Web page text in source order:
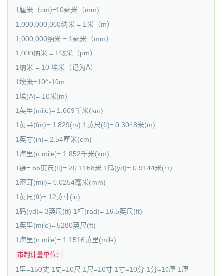
1厘米（cm)=10毫米（mm)
1,000,000,000纳米 = 1米（m）
1,000,000纳米 = 1毫米（mm）
1,000纳米 = 1微米（µm）
1纳米 = 10 埃米（记为Å）
1埃米=10^-10m
1埃(A)= 10米(m)
1英里(mile)= 1.609千米(km)
1英寻(fm)= 1.829(m) 1英尺(ft)= 0.3048米(m)
1英寸(in)= 2.54厘米(cm)
1海里(n mile)= 1.852千米(km)
1链= 66英尺(ft)= 20.1168米 1码(yd)= 0.9144米(m)
1密耳(mil)= 0.0254毫米(mm)
1英尺(ft)= 12英寸(in)
1码(yd)= 3英尺(ft) 1杆(rad)= 16.5英尺(ft)
1英里(mile)= 5280英尺(ft)
1海里(n mile)= 1.1516英里(mile)
市制计量单位：
1里=150丈 1丈=10尺 1尺=10寸 1寸=10分 1分=10厘 1厘